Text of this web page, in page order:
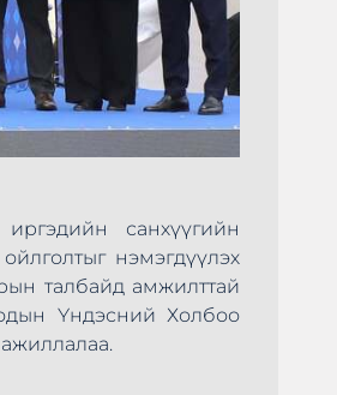
санхүүгийн
нэмэгдүүлэх
талбайд амжилттай
Үндэсний Холбоо